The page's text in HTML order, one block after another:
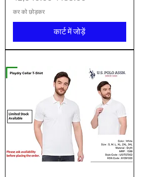
कर को छोड़कर
कार्ट में जोड़ें